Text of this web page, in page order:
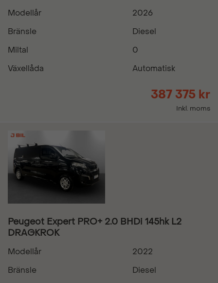
Modellår
2026
Bränsle
Diesel
Miltal
0
Växellåda
Automatisk
387 375 kr
Inkl. moms
Peugeot Expert PRO+ 2.0 BHDi 145hk L2
DRAGKROK
Modellår
2022
Bränsle
Diesel